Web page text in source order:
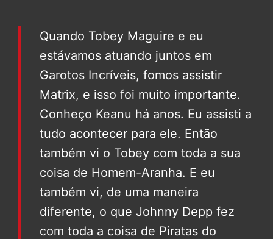
Quando Tobey Maguire e eu
estávamos atuando juntos em
Garotos Incríveis, fomos assistir
Matrix, e isso foi muito importante.
Conheço Keanu há anos. Eu assisti a
tudo acontecer para ele. Então
também vi o Tobey com toda a sua
coisa de Homem-Aranha. E eu
também vi, de uma maneira
diferente, o que Johnny Depp fez
com toda a coisa de Piratas do